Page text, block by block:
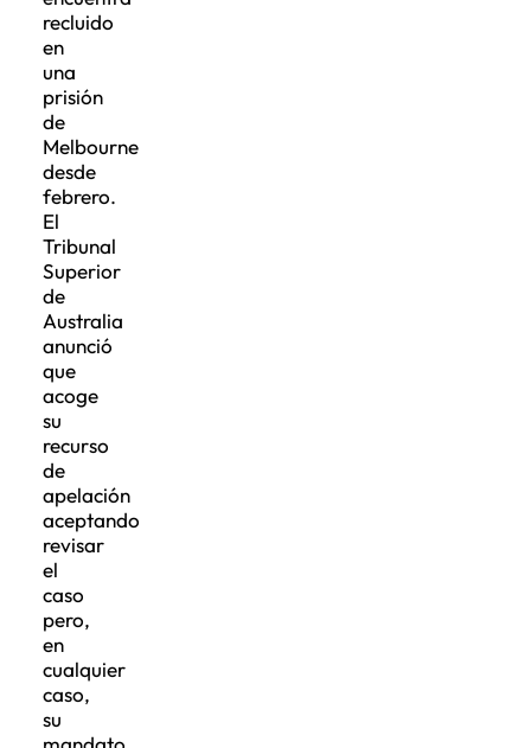
recluido
en
una
prisión
de
Melbourne
desde
febrero.
El
Tribunal
Superior
de
Australia
anunció
que
acoge
su
recurso
de
apelación
aceptando
revisar
el
caso
pero,
en
cualquier
caso,
su